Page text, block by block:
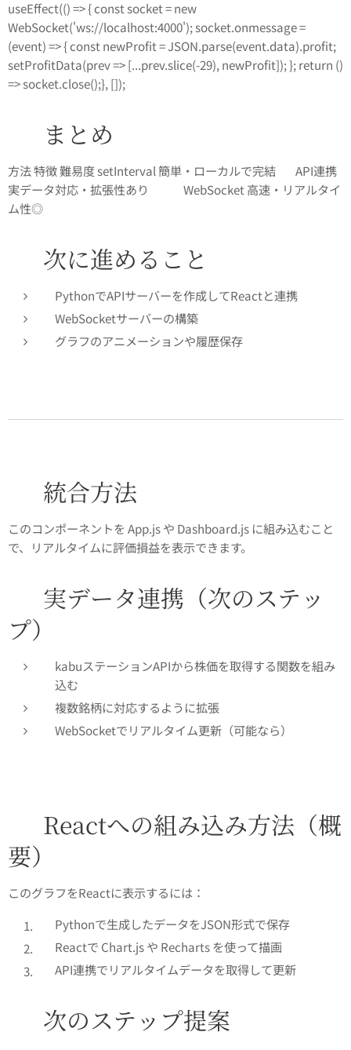
useEffect(() => { const socket = new
WebSocket('ws://localhost:4000'); socket.onmessage =
(event) => { const newProfit = JSON.parse(event.data).profit;
setProfitData(prev => [...prev.slice(-29), newProfit]); }; return ()
=> socket.close();}, []);
📦 まとめ
方法 特徴 難易度 setInterval 簡単・ローカルで完結 ⭐ API連携
実データ対応・拡張性あり ⭐⭐ WebSocket 高速・リアルタイ
ム性◎ ⭐⭐⭐
🔧 次に進めること
PythonでAPIサーバーを作成してReactと連携
WebSocketサーバーの構築
グラフのアニメーションや履歴保存
🧩 統合方法
このコンポーネントを App.js や Dashboard.js に組み込むこと
で、リアルタイムに評価損益を表示できます。
🔌 実データ連携（次のステッ
プ）
kabuステーションAPIから株価を取得する関数を組み
込む
複数銘柄に対応するように拡張
WebSocketでリアルタイム更新（可能なら）
🧩 Reactへの組み込み方法（概
要）
このグラフをReactに表示するには：
Pythonで生成したデータをJSON形式で保存
Reactで Chart.js や Recharts を使って描画
API連携でリアルタイムデータを取得して更新
✅ 次のステップ提案